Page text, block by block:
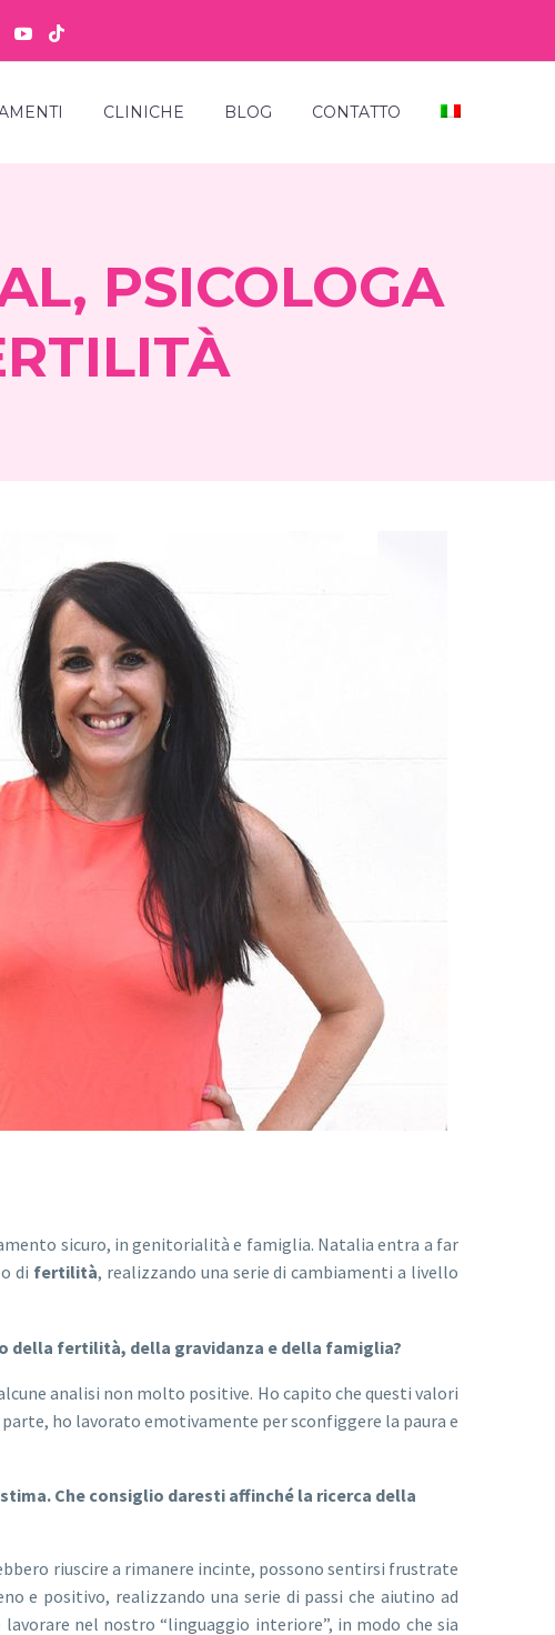
CLINICHE BLOG CONTATTO
PSICOLOGA
sicuro, in genitorialità e famiglia. Natalia entra a far
di fertilità, realizzando una serie di cambiamenti a livello
della fertilità, della gravidanza e della famiglia?
analisi non molto positive. Ho capito che questi valori
ho lavorato emotivamente per sconfiggere la paura e
Che consiglio daresti affinché la ricerca della
riuscire a rimanere incinte, possono sentirsi frustrate
e positivo, realizzando una serie di passi che aiutino ad
nel nostro “linguaggio interiore”, in modo che sia